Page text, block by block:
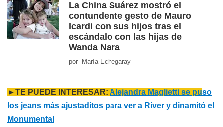
La China Suárez mostró el
contundente gesto de Mauro
Icardi con sus hijos tras el
escándalo con las hijas de
Wanda Nara
por María Echegaray
►TE PUEDE INTERESAR: Alejandra Maglietti se puso
los jeans más ajustaditos para ver a River y dinamitó el
Monumental